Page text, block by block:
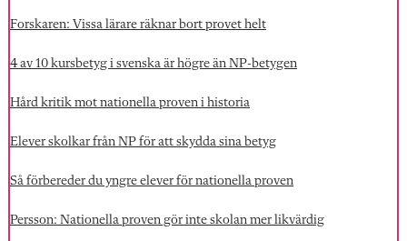
Forskaren: Vissa lärare räknar bort provet helt
4 av 10 kursbetyg i svenska är högre än NP-betygen
Hård kritik mot nationella proven i historia
Elever skolkar från NP för att skydda sina betyg
Så förbereder du yngre elever för nationella proven
Persson: Nationella proven gör inte skolan mer likvärdig